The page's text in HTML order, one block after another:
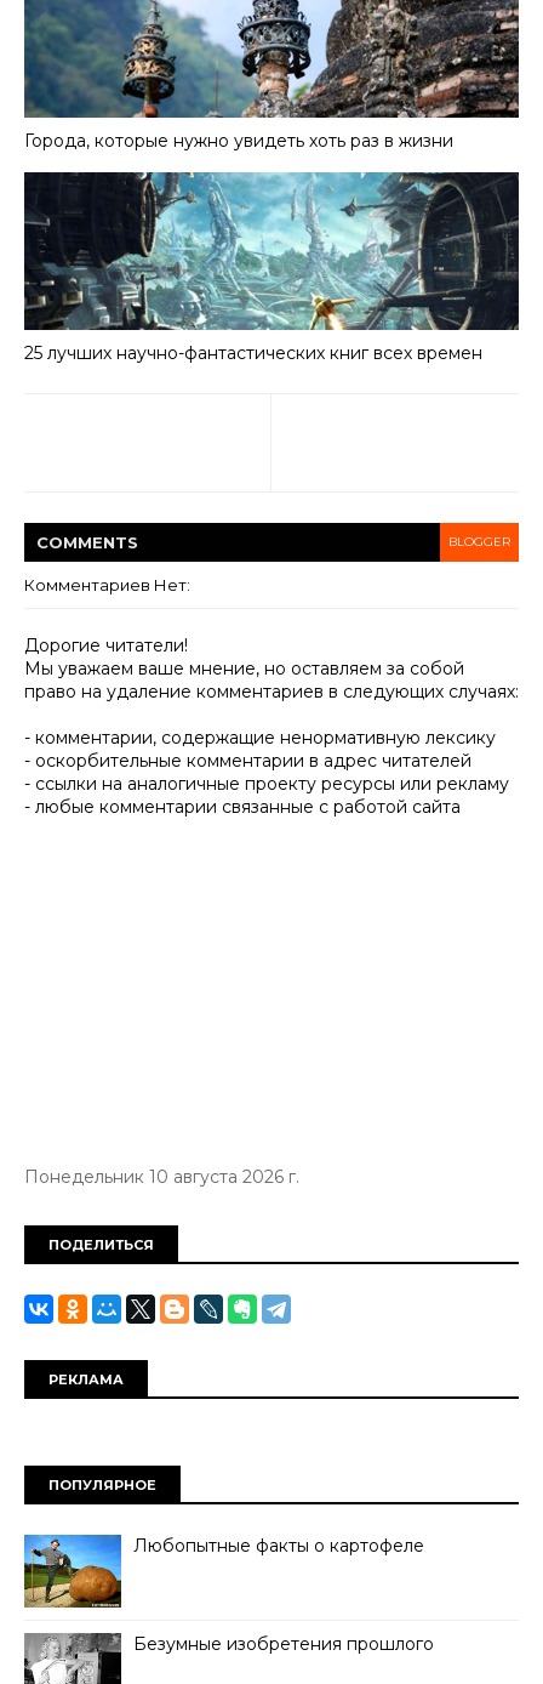
Города, которые нужно увидеть хоть раз в жизни
25 лучших научно-фантастических книг всех времен
COMMENTS BLOGGER
Комментариев Нет:
Дорогие читатели!
Мы уважаем ваше мнение, но оставляем за собой
право на удаление комментариев в следующих случаях:
- комментарии, содержащие ненормативную лексику
- оскорбительные комментарии в адрес читателей
- ссылки на аналогичные проекту ресурсы или рекламу
- любые комментарии связанные с работой сайта
Понедельник 10 августа 2026 г.
ПОДЕЛИТЬСЯ
РЕКЛАМА
ПОПУЛЯРНОЕ
Любопытные факты о картофеле
Безумные изобретения прошлого